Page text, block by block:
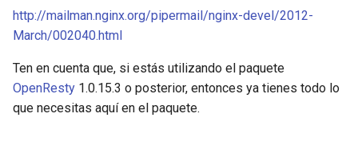
http://mailman.nginx.org/pipermail/nginx-devel/2012-
March/002040.html
Ten en cuenta que, si estás utilizando el paquete
OpenResty 1.0.15.3 o posterior, entonces ya tienes todo lo
que necesitas aquí en el paquete.